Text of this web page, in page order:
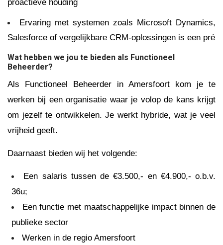
proactieve houding
Ervaring met systemen zoals Microsoft Dynamics,
Salesforce of vergelijkbare CRM-oplossingen is een pré
Wat hebben we jou te bieden als Functioneel
Beheerder?
Als Functioneel Beheerder in Amersfoort kom je te
werken bij een organisatie waar je volop de kans krijgt
om jezelf te ontwikkelen. Je werkt hybride, wat je veel
vrijheid geeft.
Daarnaast bieden wij het volgende:
Een salaris tussen de €3.500,- en €4.900,- o.b.v.
36u;
Een functie met maatschappelijke impact binnen de
publieke sector
Werken in de regio Amersfoort